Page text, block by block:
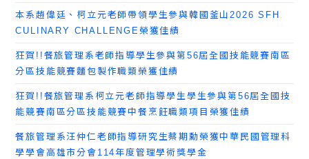
本系趙偉廷、柯立元老師帶領學生參與韓國釜山2026 SFH
CULINARY CHALLENGE榮獲佳績
狂賀!!餐旅管理系老師指導學生參與第56屆全國技能競賽南區
分區技能競賽麵包製作職類榮獲佳績
狂賀!!餐旅管理系柯立元老師指導學生學生參與第56屆全國技
能競賽南區分區技能競賽中餐烹飪職類項目榮獲佳績
餐旅管理系汪仲仁老師指導研究生蔡期勳榮獲中華民國管理科
學學會高雄市分會114年度管理學術獎學金